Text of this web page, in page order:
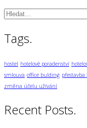
Vyhledávání:
Tags.
hostel hotelové poradenství
smlouva office bulding přestavba
změna účelu užívání
Recent Posts.